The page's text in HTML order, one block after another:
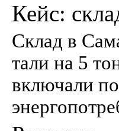
Кейс:
Склад в
тали на 5
включали